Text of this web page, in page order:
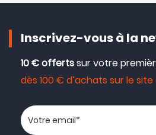
Inscrivez-vous à la
10 € offertssur votre
dès 100 € d’achats sur le site
Votre adresse email